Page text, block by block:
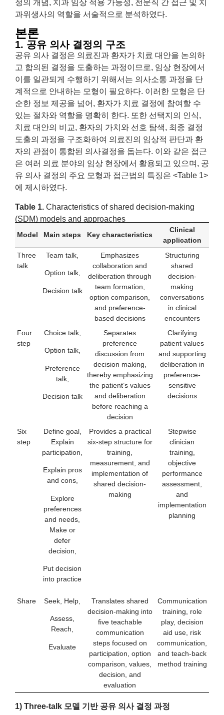
정의 개념, 치과 임상 적용 가능성, 전문직 간 접근 및 치
과위생사의 역할을 서술적으로 분석하였다.
본론
1. 공유 의사 결정의 구조
공유 의사 결정은 의료진과 환자가 치료 대안을 논의하
고 합의된 결정을 도출하는 과정이므로, 임상 현장에서
이를 일관되게 수행하기 위해서는 의사소통 과정을 단
계적으로 안내하는 모형이 필요하다. 이러한 모형은 단
순한 정보 제공을 넘어, 환자가 치료 결정에 참여할 수
있는 절차와 역할을 명확히 한다. 또한 선택지의 인식,
치료 대안의 비교, 환자의 가치와 선호 탐색, 최종 결정
도출의 과정을 구조화하여 의료진의 임상적 판단과 환
자의 관점이 통합된 의사결정을 돕는다. 이와 같은 접근
은 여러 의료 분야의 임상 현장에서 활용되고 있으며, 공
유 의사 결정의 주요 모형과 접근법의 특징은 <Table 1>
에 제시하였다.
Table 1. Characteristics of shared decision-making
(SDM) models and approaches
Model Main steps Key characteristics
Clinical
application
Three
talk
Team talk,
Option talk,
Decision talk
Emphasizes
collaboration and
deliberation through
team formation,
option comparison,
and preference-
based decisions
Structuring
shared
decision-
making
conversations
in clinical
encounters
Four
step
Choice talk,
Option talk,
Preference
talk,
Decision talk
Separates
preference
discussion from
decision making,
thereby emphasizing
the patient’s values
and deliberation
before reaching a
decision
Clarifying
patient values
and supporting
deliberation in
preference-
sensitive
decisions
Six
step
Define goal,
Explain
participation,
Explain pros
and cons,
Explore
preferences
and needs,
Make or
defer
decision,
Put decision
into practice
Provides a practical
six-step structure for
training,
measurement, and
implementation of
shared decision-
making
Stepwise
clinician
training,
objective
performance
assessment,
and
implementation
planning
Share Seek, Help,
Assess,
Reach,
Evaluate
Translates shared
decision-making into
five teachable
communication
steps focused on
participation, option
comparison, values,
decision, and
evaluation
Communication
training, role
play, decision
aid use, risk
communication,
and teach-back
method training
1) Three‑talk 모델 기반 공유 의사 결정 과정